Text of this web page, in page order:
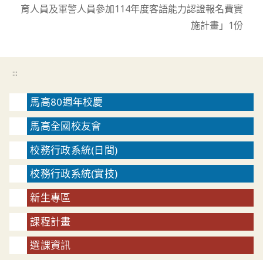
育人員及軍警人員參加114年度客語能力認證報名費實
施計畫」1份
:::
馬高80週年校慶
馬高全國校友會
校務行政系統(日間)
校務行政系統(實技)
新生專區
課程計畫
選課資訊